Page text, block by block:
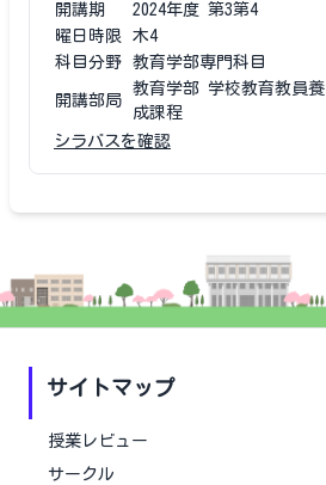
開講期 2024年度 第3第4
曜日時限
木4
科目分野
教育学部専門科目
開講部局
教育学部 学校教育教員養
成課程
シラバスを確認
サイトマップ
授業レビュー
サークル